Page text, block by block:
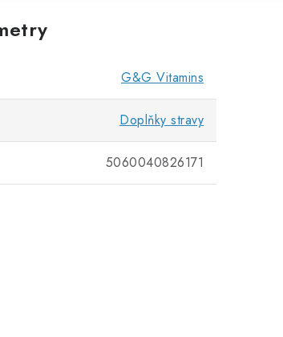
G&G Vitamins
Doplňky stravy
5060040826171